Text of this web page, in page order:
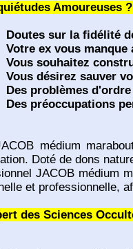
Amoureuses
Doutes sur la fidélité
Votre ex vous
Vous souhaitez
Vous désirez sauver
Des problèmes
Des préoccupations
médium
Doté de dons
JACOB médium
et professionnelle,
des Sciences